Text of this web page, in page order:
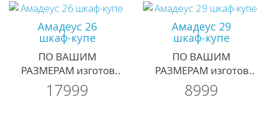
Амадеус 26
шкаф-купе
ПО ВАШИМ
РАЗМЕРАМ изготов..
17999
Амадеус 29
шкаф-купе
ПО ВАШИМ
РАЗМЕРАМ изготов..
8999